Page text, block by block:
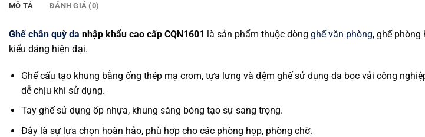
MÔ TẢ ĐÁNH GIÁ (0)
Ghế chân quỳ da nhập khẩu cao cấp CQN1601 là sản phẩm thuộc dòng ghế văn phòng, ghế phòng
kiểu dáng hiện đại.
Ghế cấu tạo khung bằng ống thép mạ crom, tựa lưng và đệm ghế sử dụng da bọc vải công
dễ chịu khi sử dụng.
Tay ghế sử dụng ốp nhựa, khung sáng bóng tạo sự sang trọng.
Đây là sự lựa chọn hoàn hảo, phù hợp cho các phòng họp, phòng chờ.